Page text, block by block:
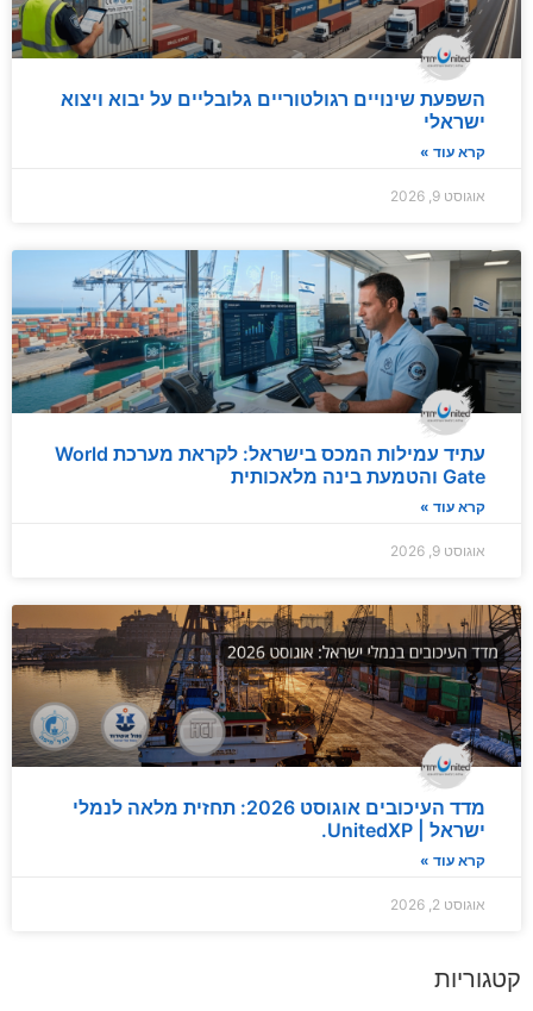
השפעת שינויים רגולטוריים גלובליים על יבוא ויצוא
ישראלי
קרא עוד »
אוגוסט 9, 2026
עתיד עמילות המכס בישראל: לקראת מערכת World
Gate והטמעת בינה מלאכותית
קרא עוד »
אוגוסט 9, 2026
מדד העיכובים אוגוסט 2026: תחזית מלאה לנמלי
ישראל | UnitedXP.
קרא עוד »
אוגוסט 2, 2026
קטגוריות